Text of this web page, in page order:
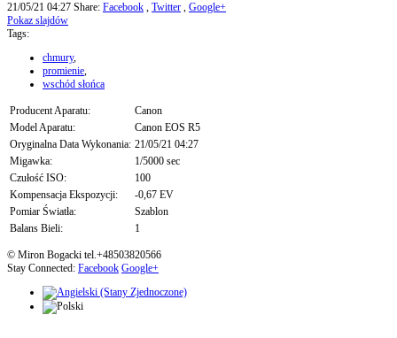
21/05/21 04:27 Share: Facebook , Twitter , Google+
Pokaz slajdów
Tags:
chmury,
promienie,
wschód słońca
Producent Aparatu:
Canon
Model Aparatu:
Canon EOS R5
Oryginalna Data Wykonania: 21/05/21 04:27
Migawka:
1/5000 sec
Czułość ISO:
100
Kompensacja Ekspozycji:
-0,67 EV
Pomiar Światła:
Szablon
Balans Bieli:
1
© Miron Bogacki tel.+48503820566
Stay Connected: Facebook Google+